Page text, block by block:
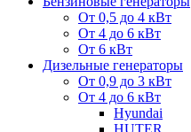
От 0,5 до 4 кВт
От 4 до 6 кВт
От 6 кВт
Дизельные генераторы
От 0,9 до 3 кВт
От 4 до 6 кВт
Hyundai